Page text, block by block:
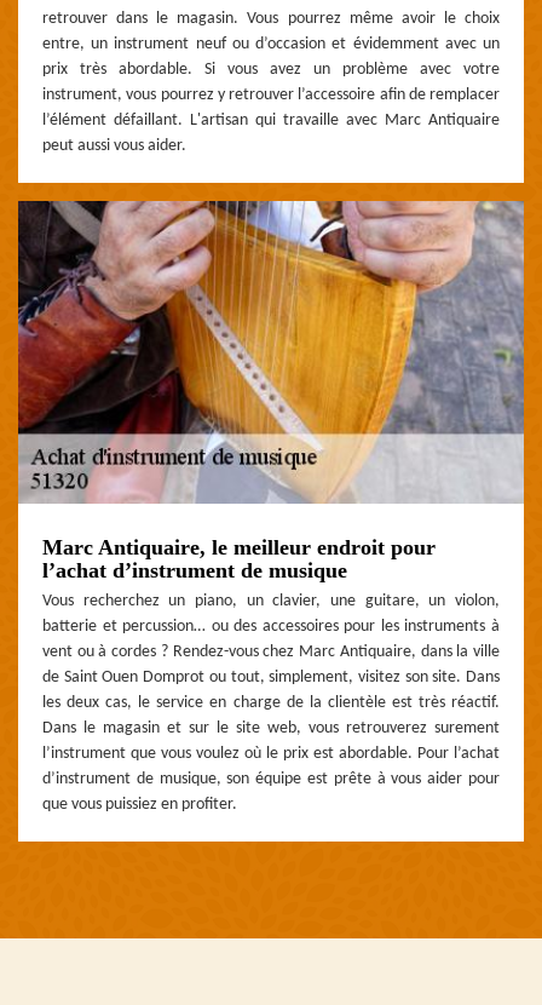
retrouver dans le magasin. Vous pourrez même avoir le choix
entre, un instrument neuf ou d’occasion et évidemment avec un
prix très abordable. Si vous avez un problème avec votre
instrument, vous pourrez y retrouver l’accessoire afin de remplacer
l’élément défaillant. L'artisan qui travaille avec Marc Antiquaire
peut aussi vous aider.
Marc Antiquaire, le meilleur endroit pour
l’achat d’instrument de musique
Vous recherchez un piano, un clavier, une guitare, un violon,
batterie et percussion… ou des accessoires pour les instruments à
vent ou à cordes ? Rendez-vous chez Marc Antiquaire, dans la ville
de Saint Ouen Domprot ou tout, simplement, visitez son site. Dans
les deux cas, le service en charge de la clientèle est très réactif.
Dans le magasin et sur le site web, vous retrouverez surement
l’instrument que vous voulez où le prix est abordable. Pour l’achat
d’instrument de musique, son équipe est prête à vous aider pour
que vous puissiez en profiter.